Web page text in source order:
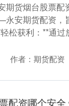
期货烟台股票配
安期货配资，
松获利：**通过
作者：期货配资
配资哪个安